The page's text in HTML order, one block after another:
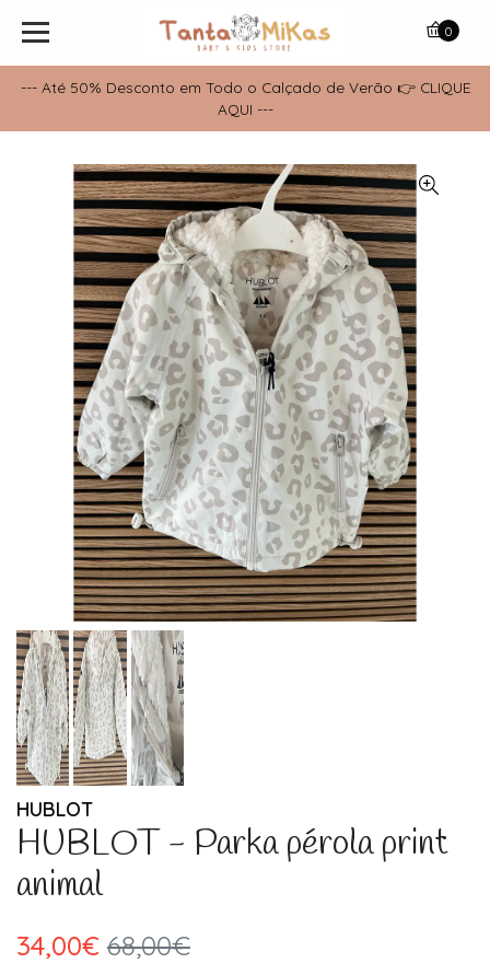
--- Até 50% Desconto em Todo o Calçado de Verão 👉 CLIQUE
AQUI ---
0
HUBLOT
HUBLOT - Parka pérola print
animal
34,00€ 68,00€